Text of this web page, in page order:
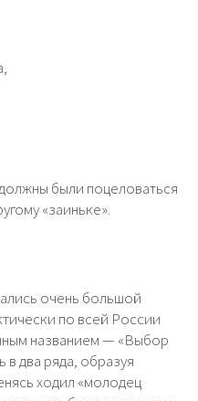
были поцеловаться
«заиньке».
очень большой
по всей России
названием — «Выбор
в два ряда, образуя
ходил «молодец